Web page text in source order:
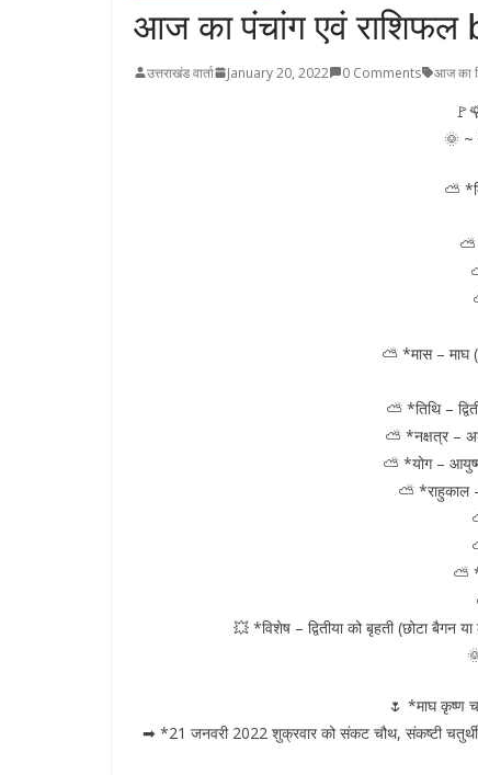
आज का पंचांग एवं राशिफल
उत्तराखंड वार्ता January 20, 2022 0 Comments आज का
🌞 ~
⛅
⛅ *मास – माघ
⛅ *तिथि –
⛅ *नक्षत्र –
⛅ *योग –
⛅ *राहुकाल
⛅
💥 *विशेष – द्वितीया को बृहती (छोटा बैगन
🌷 *माघ कृष्ण
➡ *21 जनवरी 2022 शुक्रवार को संकट चौथ, संकष्टी चतुर्थी का